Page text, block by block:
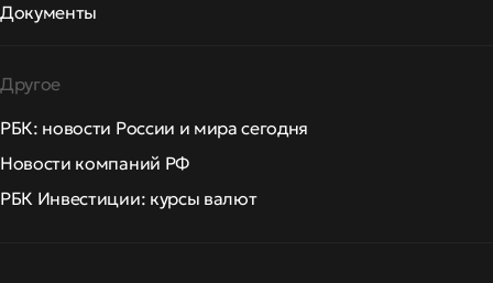
Документы
Другое
РБК: новости России и мира сегодня
Новости компаний РФ
РБК Инвестиции: курсы валют